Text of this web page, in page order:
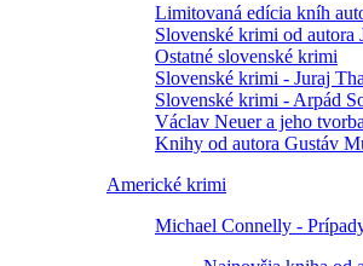
Limitovaná edícia kníh
Slovenské krimi od autora
Ostatné slovenské krimi
Slovenské krimi - Juraj
Slovenské krimi - Arpád
Václav Neuer a jeho tvorba
Knihy od autora Gustáv
Americké krimi
Michael Connelly -